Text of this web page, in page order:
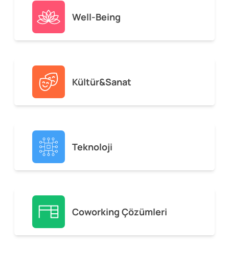
Well-Being
Kültür&Sanat
Teknoloji
Coworking Çözümleri